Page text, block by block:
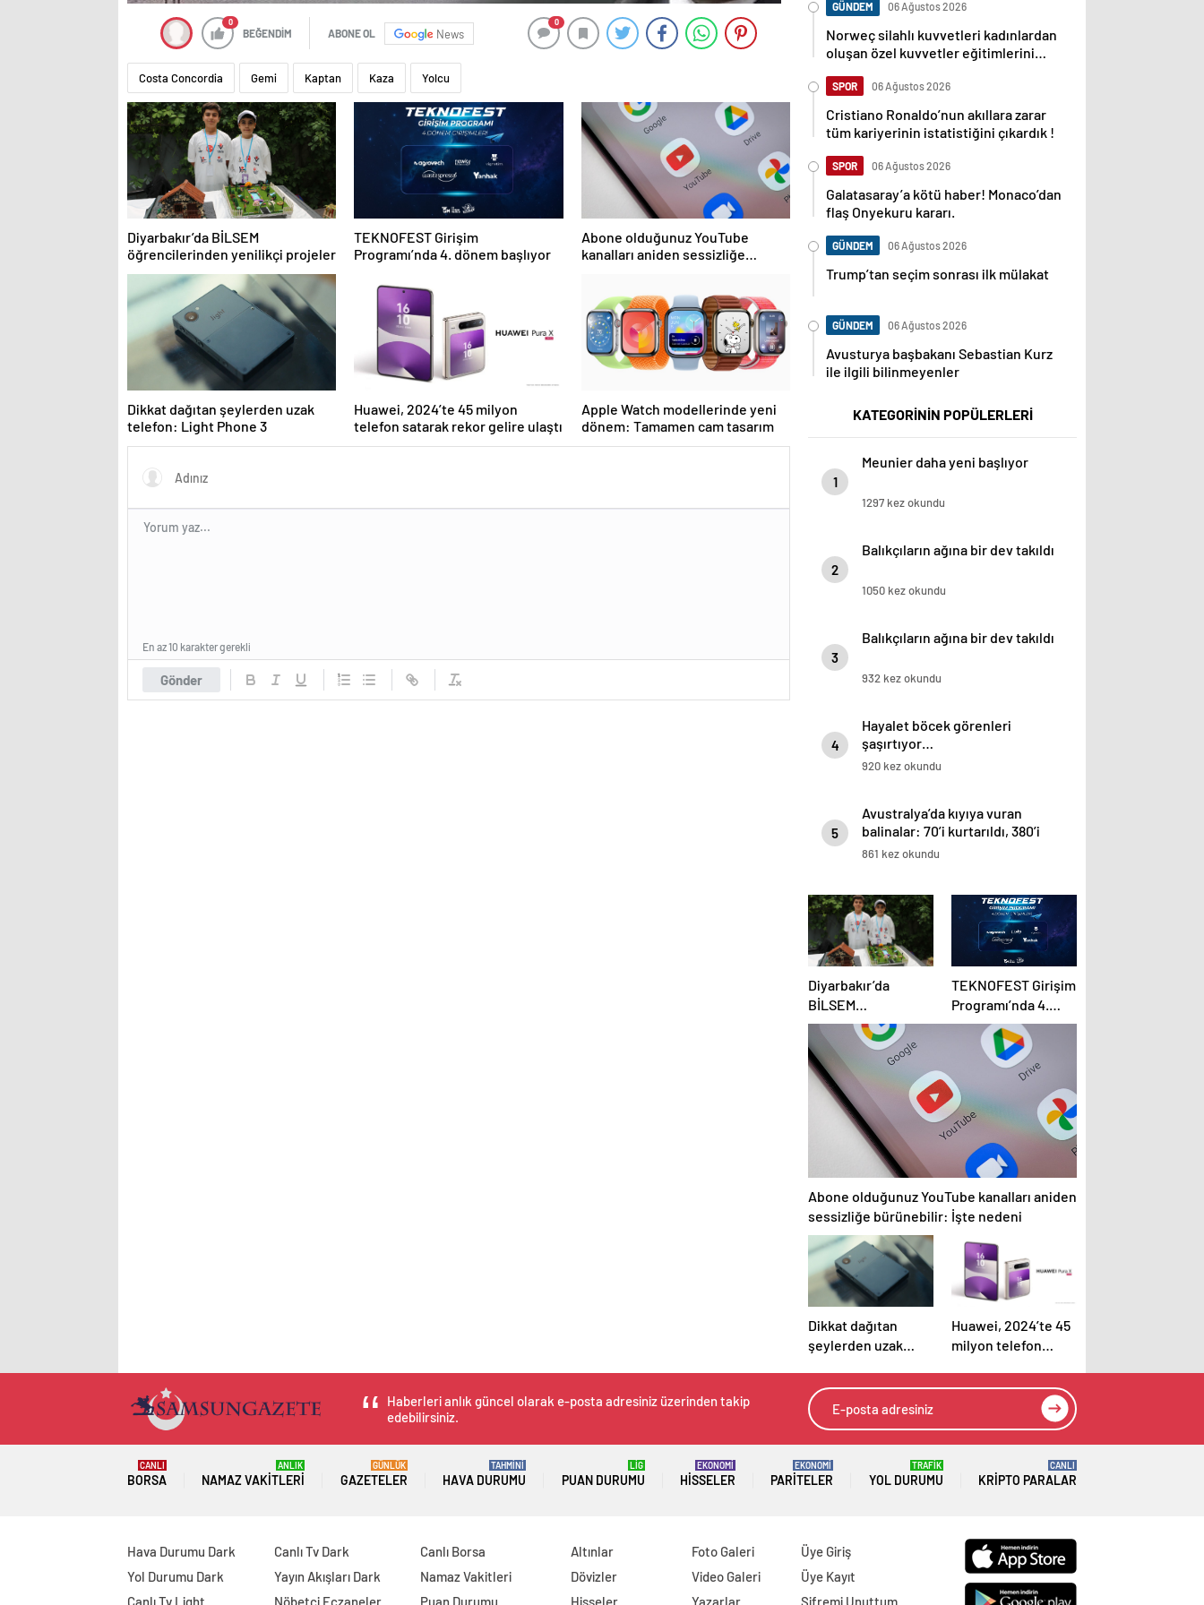
0
BEĞENDİM ABONE OL News
0
Costa Concordia Gemi Kaptan Kaza Yolcu
Diyarbakır’da BİLSEM
öğrencilerinden yenilikçi projeler
TEKNOFEST Girişim
Programı’nda 4. dönem başlıyor
Abone olduğunuz YouTube
kanalları aniden sessizliğe
Dikkat dağıtan şeylerden uzak
telefon: Light Phone 3
Huawei, 2024’te 45 milyon
telefon satarak rekor gelire ulaştı
Apple Watch modellerinde yeni
dönem: Tamamen cam tasarım
Gönder
En az 10 karakter gerekli
GÜNDEM 06 Ağustos 2026
Norweç silahlı kuvvetleri kadınlardan
oluşan özel kuvvetler eğitimlerini
SPOR 06 Ağustos 2026
Cristiano Ronaldo’nun akıllara zarar
tüm kariyerinin istatistiğini çıkardık !
SPOR 06 Ağustos 2026
Galatasaray’a kötü haber! Monaco’dan
flaş Onyekuru kararı.
GÜNDEM 06 Ağustos 2026
Trump’tan seçim sonrası ilk mülakat
GÜNDEM 06 Ağustos 2026
Avusturya başbakanı Sebastian Kurz
ile ilgili bilinmeyenler
KATEGORİNİN POPÜLERLERİ
1
Meunier daha yeni başlıyor
1297 kez okundu
2
Balıkçıların ağına bir dev takıldı
1050 kez okundu
3
Balıkçıların ağına bir dev takıldı
932 kez okundu
4
Hayalet böcek görenleri
şaşırtıyor…
920 kez okundu
5
Avustralya’da kıyıya vuran
balinalar: 70’i kurtarıldı, 380’i
öldü
861 kez okundu
Diyarbakır’da
BİLSEM
öğrencilerinden
yenilikçi projeler
TEKNOFEST Girişim
Programı’nda 4.
dönem başlıyor
Abone olduğunuz YouTube kanalları aniden
sessizliğe bürünebilir: İşte nedeni
Dikkat dağıtan
şeylerden uzak
Phone 3
Huawei, 2024’te 45
milyon telefon
ulaştı
Haberleri anlık güncel olarak e-posta adresiniz üzerinden takip
edebilirsiniz.
BORSA
CANLI
NAMAZ VAKITLERI
ANLIK
GAZETELER
GÜNLÜK
HAVA DURUMU
TAHMİNİ
PUAN DURUMU
LİG
HISSELER
EKONOMİ
PARITELER
EKONOMİ
YOL DURUMU
TRAFİK
KRIPTO PARALAR
CANLI
Hava Durumu Dark
Yol Durumu Dark
Canlı Tv Light
Canlı Tv Dark
Yayın Akışları Dark
Nöbetçi Eczaneler
Canlı Borsa
Namaz Vakitleri
Puan Durumu
Altınlar
Dövizler
Hisseler
Foto Galeri
Video Galeri
Yazarlar
Üye Giriş
Üye Kayıt
Şifremi Unuttum